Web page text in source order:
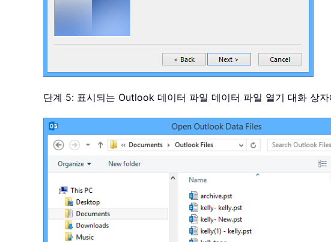
단계 5: 표시되는 Outlook 데이터 파일 데이터 파일 열기 대화 상